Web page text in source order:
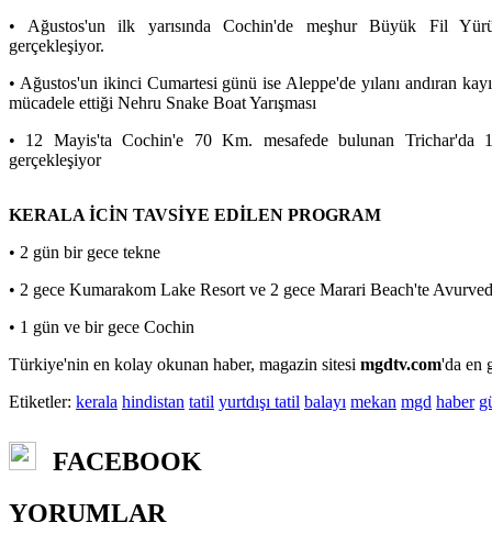
• Ağustos'un ilk yarısında Cochin'de meşhur Büyük Fil
gerçekleşiyor.
• Ağustos'un ikinci Cumartesi günü ise Aleppe'de yılanı andıran
mücadele ettiği Nehru Snake Boat Yarışması
• 12 Mayis'ta Cochin'e 70 Km. mesafede bulunan Trichar'da
gerçekleşiyor
KERALA İCİN TAVSİYE EDİLEN PROGRAM
• 2 gün bir gece tekne
• 2 gece Kumarakom Lake Resort ve 2 gece Marari Beach'te
• 1 gün ve bir gece Cochin
Türkiye'nin en kolay okunan haber, magazin sitesi mgdtv.com'da en
Etiketler: kerala hindistan tatil yurtdışı tatil balayı mekan mgd haber
FACEBOOK
YORUMLAR